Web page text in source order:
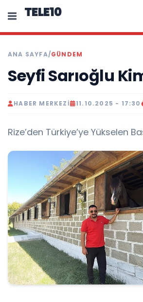
TELE10
ANA SAYFA/GÜNDEM
Seyfi Sarıoğlu
HABER MERKEZI 11.10.2025 - 17:30
Rize’den Türkiye’ye Yükselen